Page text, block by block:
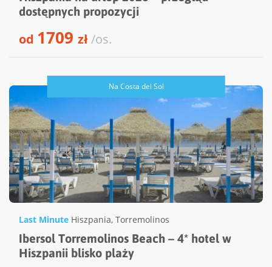
dostępnych propozycji
od 1709 zł/os.
Na Costa del Sol
Last Minute Hiszpania, Torremolinos
Ibersol Torremolinos Beach – 4* hotel w
Hiszpanii blisko plaży